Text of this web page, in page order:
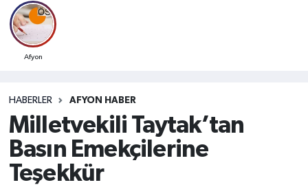
Afyon
HABERLER AFYON HABER
Milletvekili Taytak’tan
Basın Emekçilerine
Teşekkür
Ekonomi
Siyaset
Eğitim
Sağlık
Afyonkarahisar Namaz Vakitleri
Afyonkarahisar Trafik Yoğunluk Haritası
Tüm Manşetler
Son Dakika Haberleri